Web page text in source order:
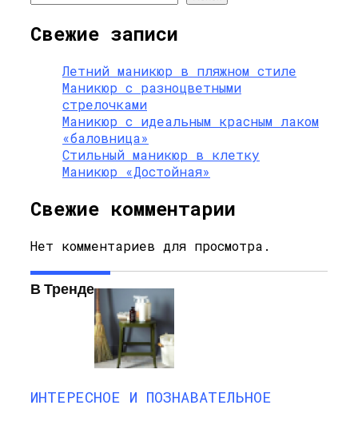
Свежие записи
Летний маникюр в пляжном стиле
Маникюр с разноцветными
стрелочками
Маникюр с идеальным красным лаком
«баловница»
Стильный маникюр в клетку
Маникюр «Достойная»
Свежие комментарии
Нет комментариев для просмотра.
В Тренде
ИНТЕРЕСНОЕ И ПОЗНАВАТЕЛЬНОЕ